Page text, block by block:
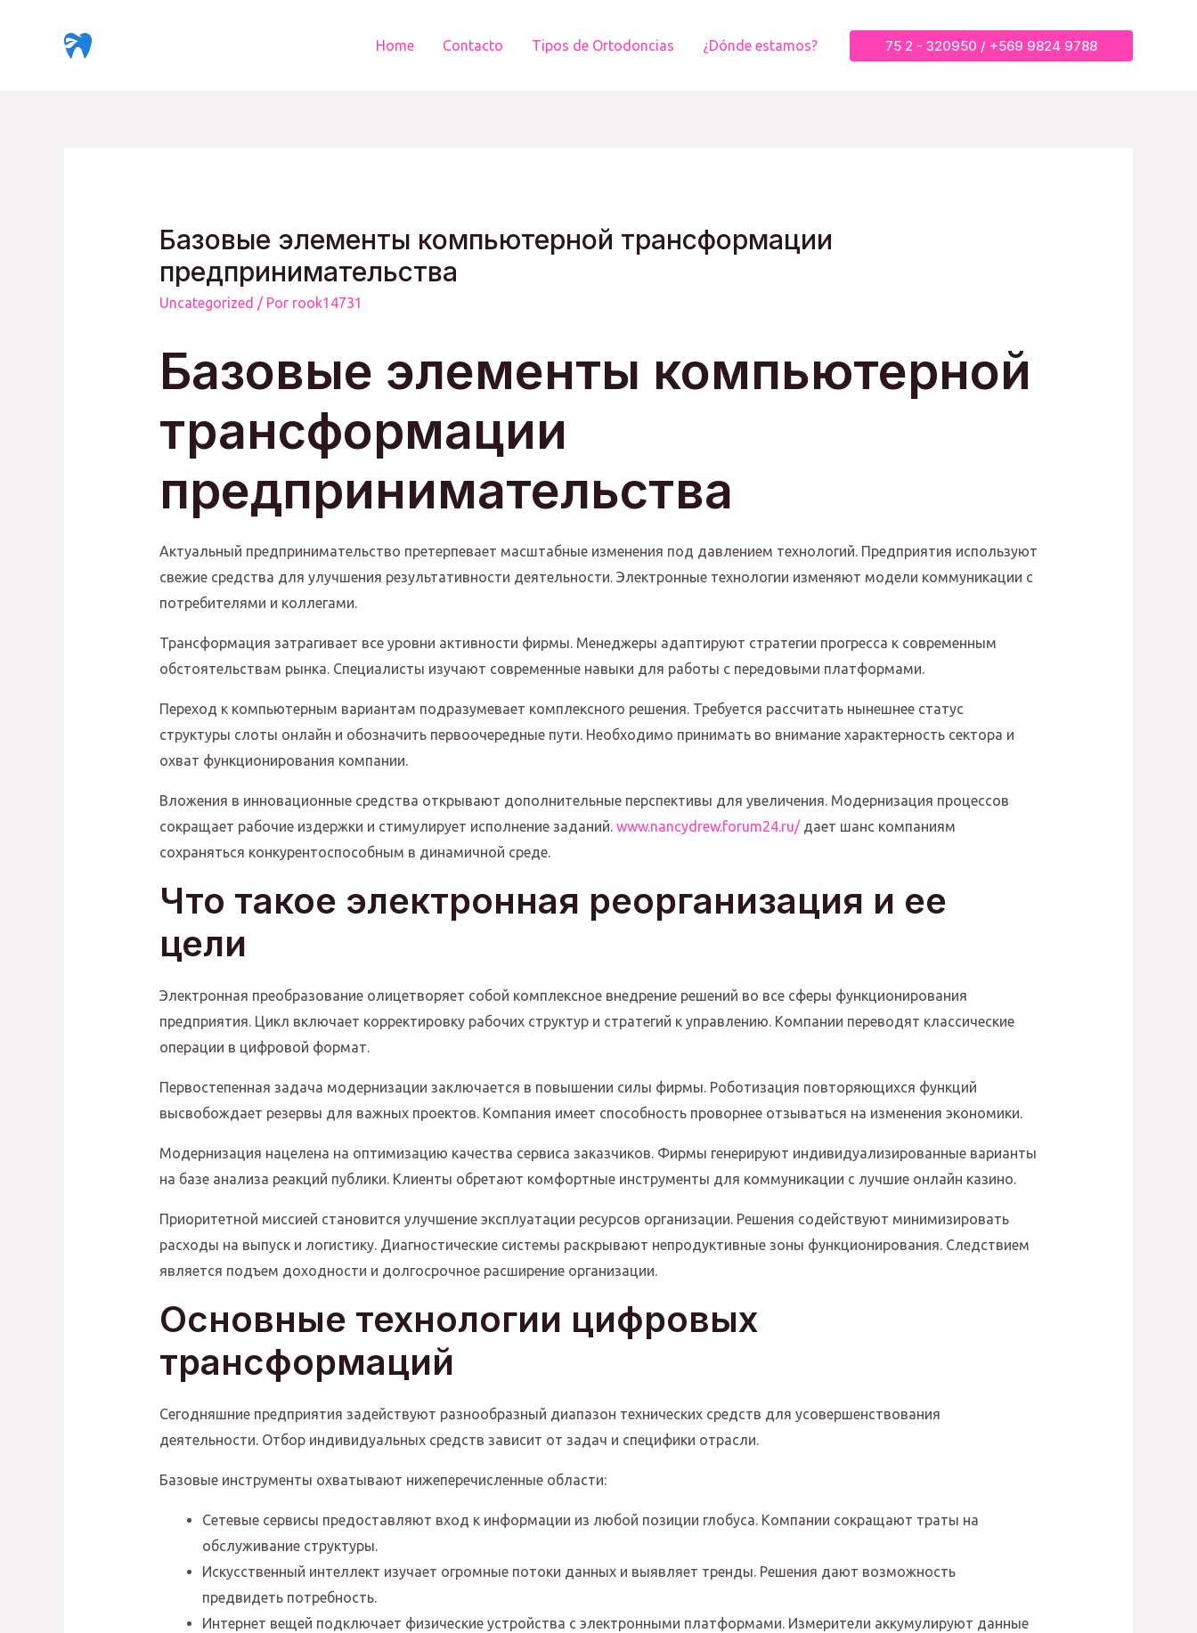
Home Contacto Tipos de Ortodoncias ¿Dónde estamos? 75 2 - 320950 / +569 9824 9788
Базовые элементы компьютерной трансформации
предпринимательства
Uncategorized / Por rook14731
Базовые элементы компьютерной
трансформации
предпринимательства
Актуальный предпринимательство претерпевает масштабные изменения под давлением технологий. Предприятия используют
свежие средства для улучшения результативности деятельности. Электронные технологии изменяют модели коммуникации с
потребителями и коллегами.
Трансформация затрагивает все уровни активности фирмы. Менеджеры адаптируют стратегии прогресса к современным
обстоятельствам рынка. Специалисты изучают современные навыки для работы с передовыми платформами.
Переход к компьютерным вариантам подразумевает комплексного решения. Требуется рассчитать нынешнее статус
структуры слоты онлайн и обозначить первоочередные пути. Необходимо принимать во внимание характерность сектора и
охват функционирования компании.
Вложения в инновационные средства открывают дополнительные перспективы для увеличения. Модернизация процессов
сокращает рабочие издержки и стимулирует исполнение заданий. www.nancydrew.forum24.ru/дает шанс компаниям
сохраняться конкурентоспособным в динамичной среде.
Что такое электронная реорганизация и ее
цели
Электронная преобразование олицетворяет собой комплексное внедрение решений во все сферы функционирования
предприятия. Цикл включает корректировку рабочих структур и стратегий к управлению. Компании переводят классические
операции в цифровой формат.
Первостепенная задача модернизации заключается в повышении силы фирмы. Роботизация повторяющихся функций
высвобождает резервы для важных проектов. Компания имеет способность проворнее отзываться на изменения экономики.
Модернизация нацелена на оптимизацию качества сервиса заказчиков. Фирмы генерируют индивидуализированные варианты
на базе анализа реакций публики. Клиенты обретают комфортные инструменты для коммуникации с лучшие онлайн казино.
Приоритетной миссией становится улучшение эксплуатации ресурсов организации. Решения содействуют минимизировать
расходы на выпуск и логистику. Диагностические системы раскрывают непродуктивные зоны функционирования. Следствием
является подъем доходности и долгосрочное расширение организации.
Основные технологии цифровых
трансформаций
Сегодняшние предприятия задействуют разнообразный диапазон технических средств для усовершенствования
деятельности. Отбор индивидуальных средств зависит от задач и специфики отрасли.
Базовые инструменты охватывают нижеперечисленные области:
Сетевые сервисы предоставляют вход к информации из любой позиции глобуса. Компании сокращают траты на
обслуживание структуры.
Искусственный интеллект изучает огромные потоки данных и выявляет тренды. Решения дают возможность
предвидеть потребность.
Интернет вещей подключает физические устройства с электронными платформами. Измерители аккумулируют данные